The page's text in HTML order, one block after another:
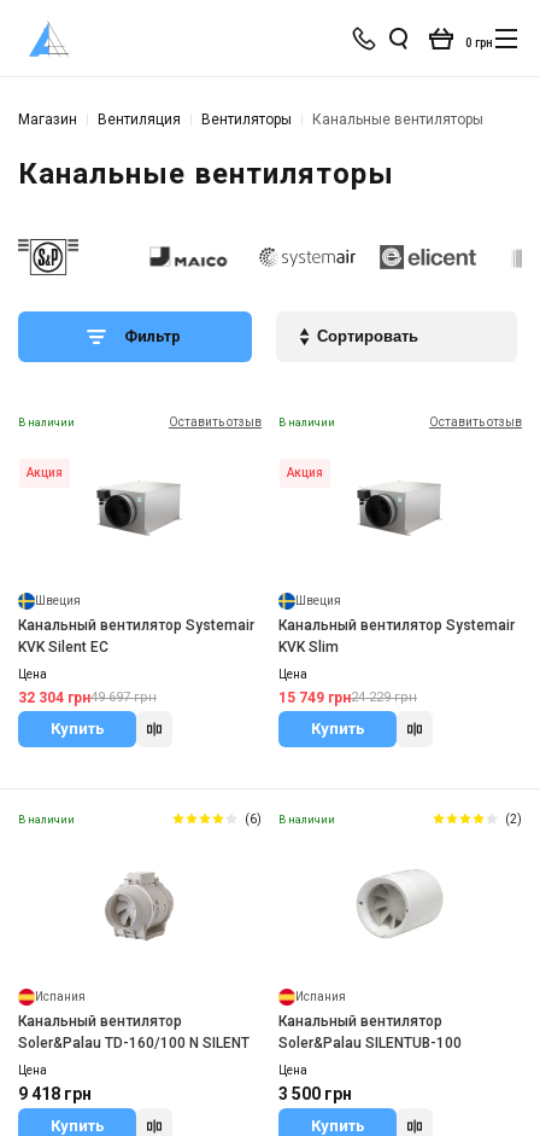
0 грн
Магазин Вентиляция Вентиляторы Канальные вентиляторы
Канальные вентиляторы
Фильтр
В наличии Оставить отзыв
Акция
Швеция
Канальный вентилятор Systemair
KVK Silent EC
Цена
32 304 грн49 697 грн
Купить
В наличии Оставить отзыв
Акция
Швеция
Канальный вентилятор Systemair
KVK Slim
Цена
15 749 грн24 229 грн
Купить
В наличии (6)
Испания
Канальный вентилятор
Soler&Palau TD-160/100 N SILENT
Цена
9 418 грн
Купить
В наличии (2)
Испания
Канальный вентилятор
Soler&Palau SILENTUB-100
Цена
3 500 грн
Купить